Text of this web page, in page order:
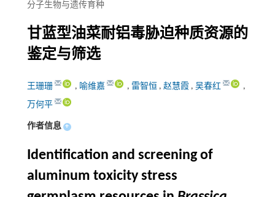
分子生物与遗传育种
甘蓝型油菜耐铝毒胁迫种质资源的
鉴定与筛选
王珊珊 , 喻维嘉 , 雷智恒 , 赵慧霞 , 吴春红
,
万何平
作者信息 +
Identification and screening of
aluminum toxicity stress